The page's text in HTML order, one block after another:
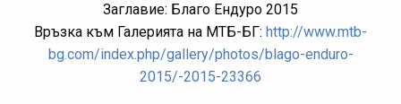
Заглавие: Благо Ендуро 2015
Връзка към Галерията на МТБ-БГ: http://www.mtb-
bg.com/index.php/gallery/photos/blago-enduro-
2015/-2015-23366